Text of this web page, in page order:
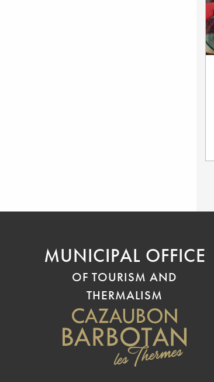
MUNICIPAL OFFICE
OF TOURISM AND
THERMALISM